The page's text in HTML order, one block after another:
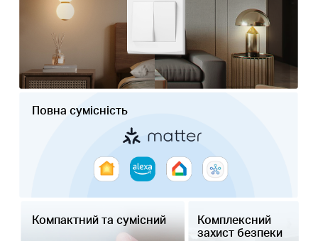
Повна сумісність
Компактний та сумісний
Комплексний
захист безпеки